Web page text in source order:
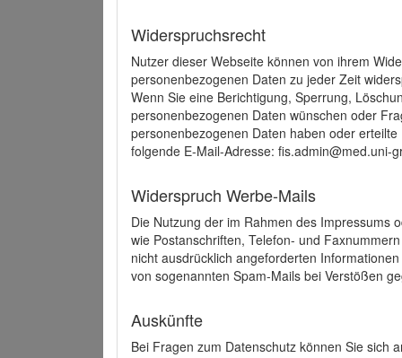
Widerspruchsrecht
Nutzer dieser Webseite können von ihrem
personenbezogenen Daten zu jeder Zeit
Wenn Sie eine Berichtigung, Sperrung,
personenbezogenen Daten wünschen oder
personenbezogenen Daten haben oder
folgende E-Mail-Adresse: fis.admin@med.uni-
Widerspruch Werbe-Mails
Die Nutzung der im Rahmen des Impressums
wie Postanschriften, Telefon- und
nicht ausdrücklich angeforderten
von sogenannten Spam-Mails bei Verstößen
Auskünfte
Bei Fragen zum Datenschutz können Sie sich